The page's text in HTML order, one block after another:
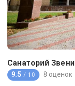
Санаторий
9.5 / 10 8 оценок